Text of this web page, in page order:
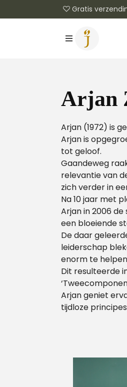
Gratis
Arjan
Arjan (1972) is
Arjan is
tot geloof.
Gaandeweg
relevantie van
zich verder in
Na 10 jaar met
Arjan in 2006
een bloeiende
De daar
leiderschap
enorm te
Dit resulteerde
Arjan geniet
tijdloze